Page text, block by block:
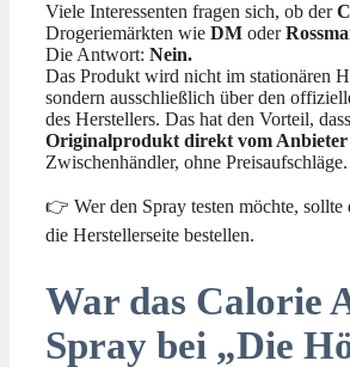
Viele Interessenten fragen sich, ob der
Drogeriemärkten wie DM oder
Die Antwort: Nein.
Das Produkt wird nicht im stationären
sondern ausschließlich über den
des Herstellers. Das hat den Vorteil,
Originalprodukt direkt vom Anbieter
Zwischenhändler, ohne Preisaufschläge.
👉 Wer den Spray testen möchte, sollte
die Herstellerseite bestellen.
War das Calorie
Spray bei „Die